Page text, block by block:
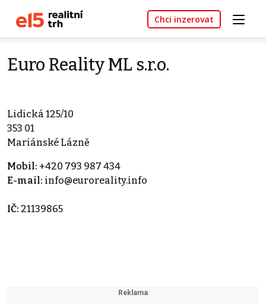
Chci inzerovat
Euro Reality ML s.r.o.
Lidická 125/10
353 01
Mariánské Lázně
Mobil: +420 793 987 434
E-mail: info@euroreality.info
IČ: 21139865